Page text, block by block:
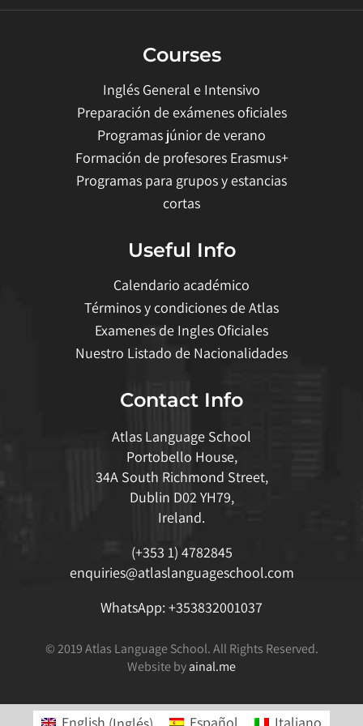
Courses
Inglés General e Intensivo
Preparación de exámenes oficiales
Programas júnior de verano
Formación de profesores Erasmus+
Programas para grupos y estancias
cortas
Useful Info
Calendario académico
Términos y condiciones de Atlas
Examenes de Ingles Oficiales
Nuestro Listado de Nacionalidades
Contact Info
Atlas Language School
Portobello House,
34A South Richmond Street,
Dublin D02 YH79,
Ireland.
(+353 1) 4782845
enquiries@atlaslanguageschool.com
WhatsApp: +353832001037
© 2019 Atlas Language School. All Rights Reserved.
Website byainal.me